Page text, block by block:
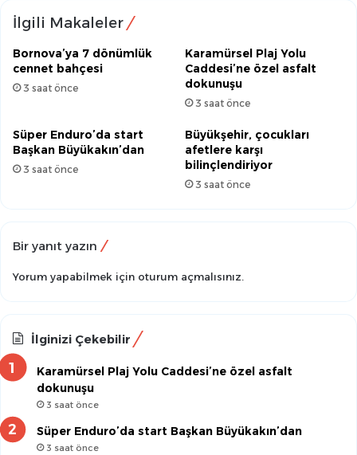
İlgili Makaleler
Bornova’ya 7 dönümlük
cennet bahçesi
3 saat önce
Karamürsel Plaj Yolu
Caddesi’ne özel asfalt
dokunuşu
3 saat önce
Süper Enduro’da start
Başkan Büyükakın’dan
3 saat önce
Büyükşehir, çocukları
afetlere karşı
bilinçlendiriyor
3 saat önce
Bir yanıt yazın
Yorum yapabilmek için oturum açmalısınız.
İlginizi Çekebilir
Karamürsel Plaj Yolu Caddesi’ne özel asfalt
dokunuşu
3 saat önce
Süper Enduro’da start Başkan Büyükakın’dan
3 saat önce